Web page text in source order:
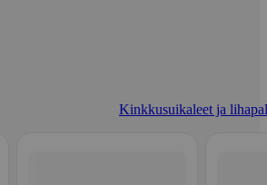
Kinkkusuikaleet ja